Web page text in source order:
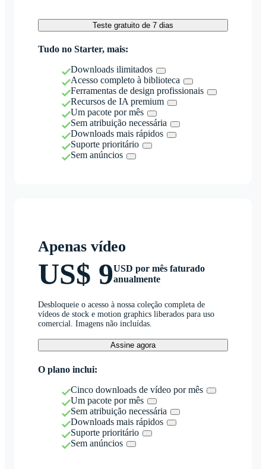
Teste gratuito de 7 dias
Tudo no Starter, mais:
Downloads ilimitados
Acesso completo à biblioteca
Ferramentas de design profissionais
Recursos de IA premium
Um pacote por mês
Sem atribuição necessária
Downloads mais rápidos
Suporte prioritário
Sem anúncios
Apenas vídeo
US$ 9USD por mês faturado
anualmente
Desbloqueie o acesso à nossa coleção completa de
vídeos de stock e motion graphics liberados para uso
comercial. Imagens não incluídas.
Assine agora
O plano inclui:
Cinco downloads de vídeo por mês
Um pacote por mês
Sem atribuição necessária
Downloads mais rápidos
Suporte prioritário
Sem anúncios